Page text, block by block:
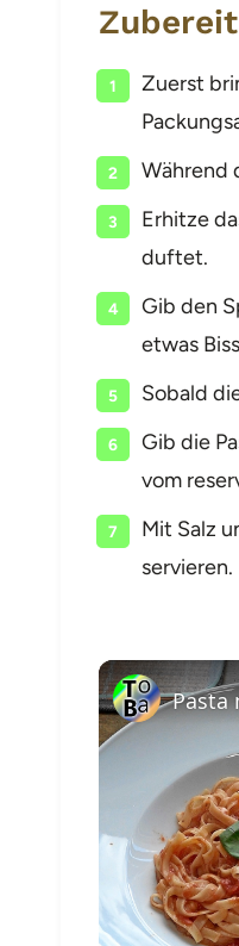
Zuerst
Während
Erhitze
duftet.
Gib den
etwas
Sobald
Gib die
vom
Mit Salz
servieren.